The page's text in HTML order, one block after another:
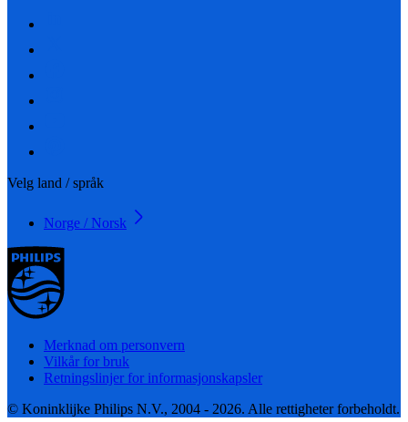
Velg land / språk
Norge / Norsk
Merknad om personvern
Vilkår for bruk
Retningslinjer for informasjonskapsler
© Koninklijke Philips N.V., 2004 - 2026. Alle rettigheter forbeholdt.